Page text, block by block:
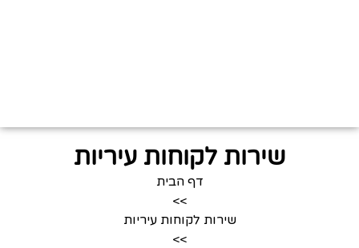
שירות לקוחות עיריות
דף הבית
>>
שירות לקוחות עיריות
>>